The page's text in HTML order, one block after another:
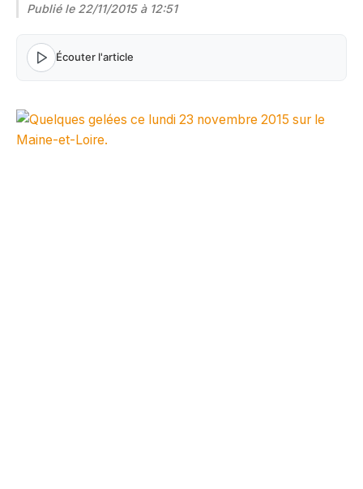
Publié le 22/11/2015 à 12:51
Écouter l'article